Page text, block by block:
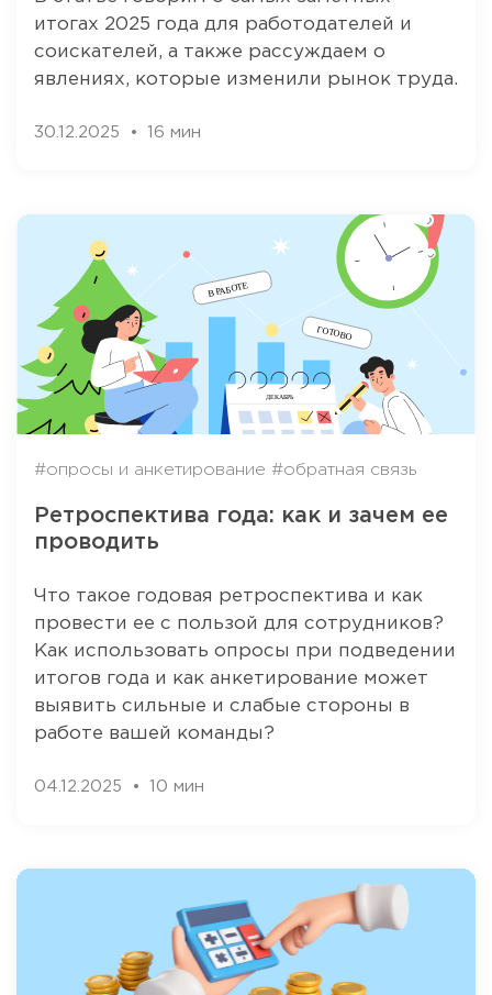
итогах 2025 года для работодателей и
соискателей, а также рассуждаем о
явлениях, которые изменили рынок труда.
30.12.2025 16 мин
#опросы и анкетирование #обратная связь
Ретроспектива года: как и зачем ее
проводить
Что такое годовая ретроспектива и как
провести ее с пользой для сотрудников?
Как использовать опросы при подведении
итогов года и как анкетирование может
выявить сильные и слабые стороны в
работе вашей команды?
04.12.2025 10 мин